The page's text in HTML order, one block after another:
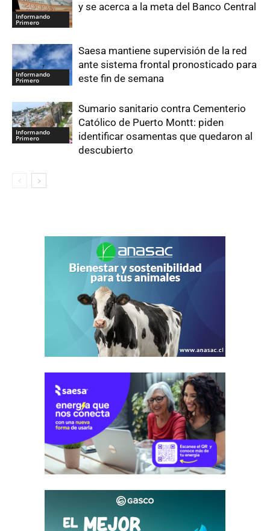
Informando
Primero
y se acerca a la meta del Banco Central
Informando
Primero
Saesa mantiene supervisión de la red
ante sistema frontal pronosticado para
este fin de semana
Informando
Primero
Sumario sanitario contra Cementerio
Católico de Puerto Montt: piden
identificar osamentas que quedaron al
descubierto